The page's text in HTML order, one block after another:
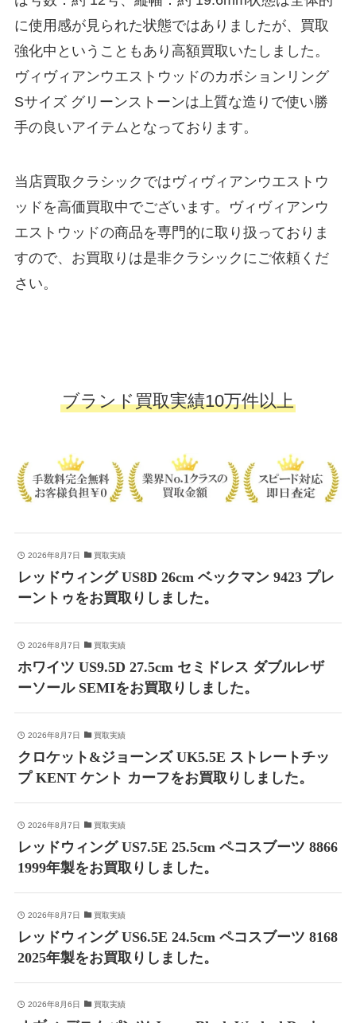
に使用感が見られた状態ではありましたが、買取
強化中ということもあり高額買取いたしました。
ヴィヴィアンウエストウッドのカボションリング
Sサイズ グリーンストーンは上質な造りで使い勝
手の良いアイテムとなっております。
当店買取クラシックではヴィヴィアンウエストウ
ッドを高価買取中でございます。ヴィヴィアンウ
エストウッドの商品を専門的に取り扱っておりま
すので、お買取りは是非クラシックにご依頼くだ
さい。
ブランド買取実績10万件以上
2026年8月7日 買取実績
レッドウィング US8D 26cm ベックマン 9423 プレ
ーントゥをお買取りしました。
2026年8月7日 買取実績
ホワイツ US9.5D 27.5cm セミドレス ダブルレザ
ーソール SEMIをお買取りしました。
2026年8月7日 買取実績
クロケット&ジョーンズ UK5.5E ストレートチッ
プ KENT ケント カーフをお買取りしました。
2026年8月7日 買取実績
レッドウィング US7.5E 25.5cm ペコスブーツ 8866
1999年製をお買取りしました。
2026年8月7日 買取実績
レッドウィング US6.5E 24.5cm ペコスブーツ 8168
2025年製をお買取りしました。
2026年8月6日 買取実績